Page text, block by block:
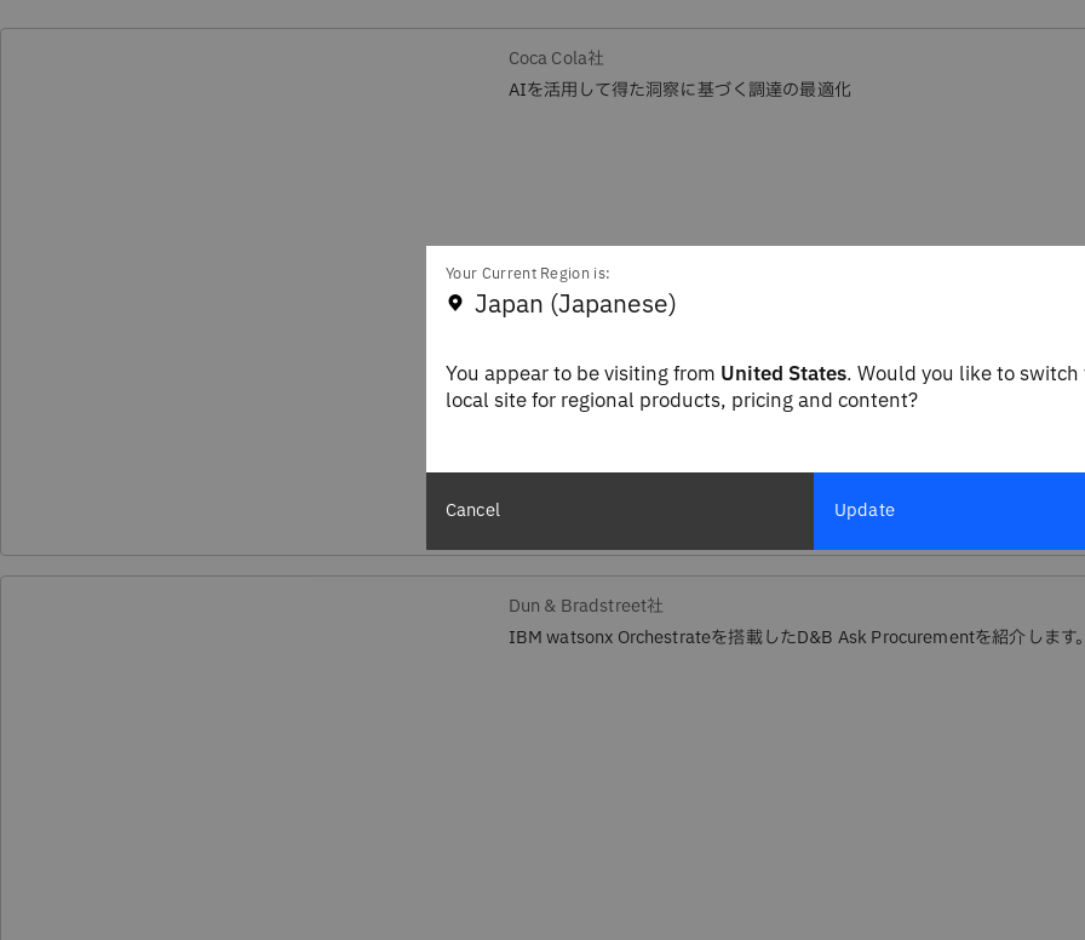
Coca Cola社
AIを活用して得た洞察に基づく調達の最適化
Dun & Bradstreet社
IBM watsonx Orchestrateを搭載したD&B Ask Procurementを紹介します
Your Current Region is:
Japan (Japanese)
You appear to be visiting from United States. Would you like to switch
local site for regional products, pricing and content?
Cancel Update